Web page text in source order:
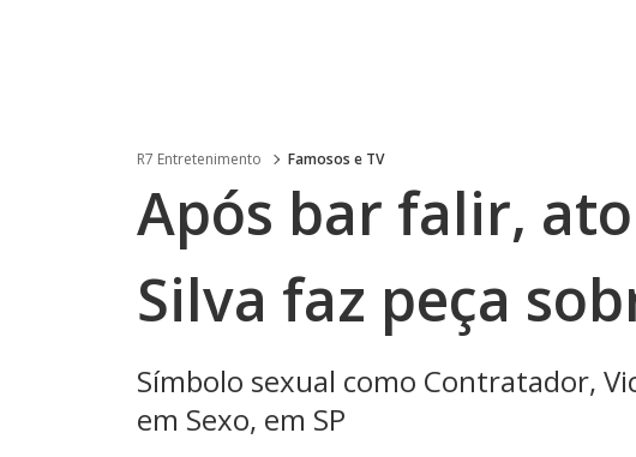
R7 Entretenimento Famosos e TV
Após bar falir,
Silva faz peça
Símbolo sexual como Contratador,
em Sexo, em SP